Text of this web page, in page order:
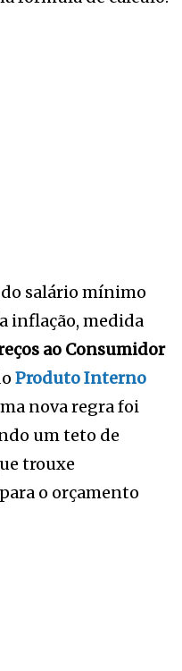
salário mínimo
inflação, medida
ao Consumidor
Produto Interno
nova regra foi
um teto de
trouxe
o orçamento